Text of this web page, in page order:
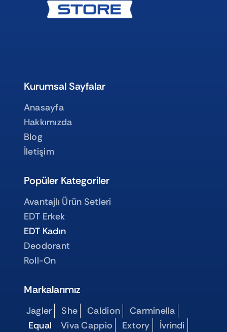
Kurumsal Sayfalar
Anasayfa
Hakkımızda
Blog
İletişim
Popüler Kategoriler
Avantajlı Ürün Setleri
EDT Erkek
EDT Kadın
Deodorant
Roll-On
Markalarımız
Jagler She Caldion
Carminella
Equal
Viva Cappio Extory
İvrindi